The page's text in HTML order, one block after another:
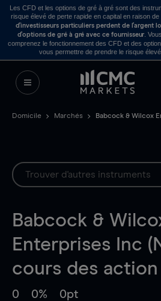
Les CFD et les options de gré à gré sont des
risque élevé de perte rapide en capital en raison de
d’investisseurs particuliers perdent de l’argent
d’options de gré à gré avec ce fournisseur .
comprenez le fonctionnement des CFD et des
vous permettre de prendre le risque
Domicile Marchés Babcock & Wilcox
Babcock &
Enterprises Inc
cours des action
0 0% 0pt